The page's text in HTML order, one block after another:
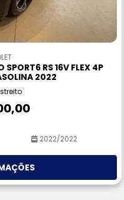
SPORT6 RS 16V FLEX 4P
2022
2022/2022